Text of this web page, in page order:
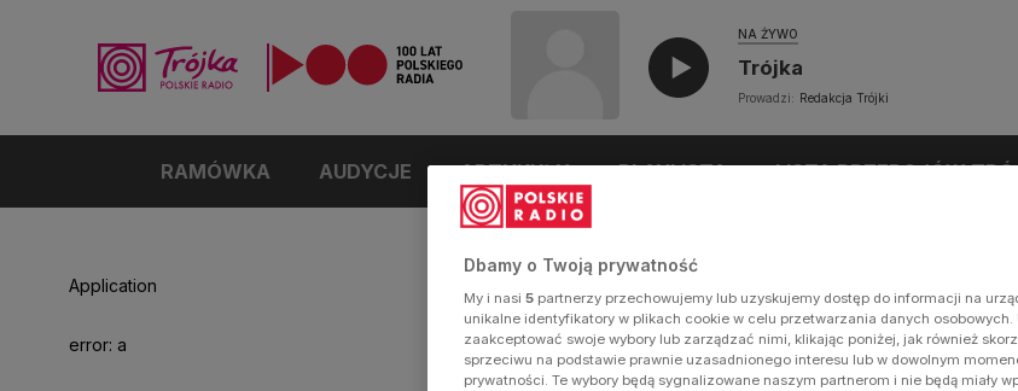
NA ŻYWO
Trójka
Prowadzi: Redakcja Trójki
RAMÓWKA AUDYCJE ARTYKUŁY PLAYLISTA LISTA PRZEBOJÓW
Application
error: a
Dbamy o Twoją prywatność
My i nasi 5 partnerzy przechowujemy lub uzyskujemy dostęp do informacji na
unikalne identyfikatory w plikach cookie w celu przetwarzania danych osobowych.
zaakceptować swoje wybory lub zarządzać nimi, klikając poniżej, jak również
sprzeciwu na podstawie prawnie uzasadnionego interesu lub w dowolnym
prywatności. Te wybory będą sygnalizowane naszym partnerom i nie będą miały